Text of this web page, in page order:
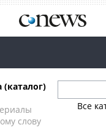
(каталог)
слову
Все